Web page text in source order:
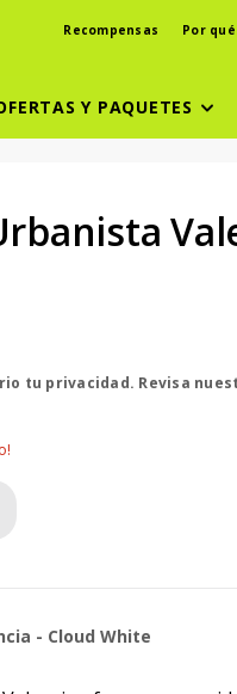
Recompensas Por
Y PAQUETES
tu privacidad. Revisa
- Cloud White